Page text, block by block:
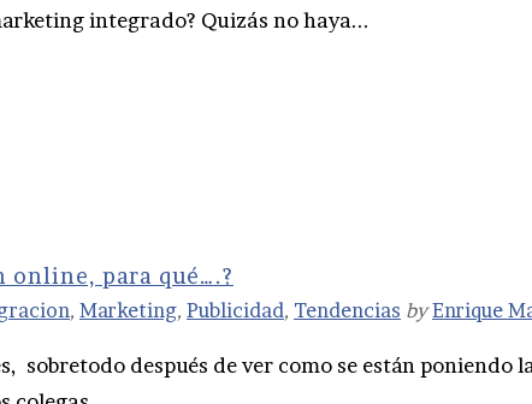
integrado? Quizás no haya...
online, para qué….?
, Marketing, Publicidad, Tendencias byEnrique
sobretodo después de ver como se están